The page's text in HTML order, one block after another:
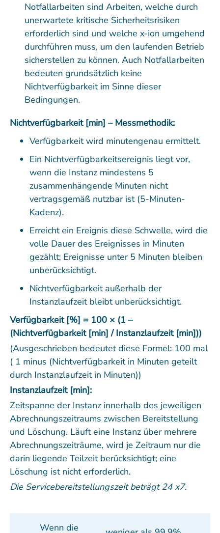
Notfallarbeiten sind Arbeiten, welche durch
unerwartete kritische Sicherheitsrisiken
erforderlich sind und welche x-ion umgehend
durchführen muss, um den laufenden Betrieb
sicherstellen zu können. Auch Notfallarbeiten
bedeuten grundsätzlich keine
Nichtverfügbarkeit im Sinne dieser
Bedingungen.
Nichtverfügbarkeit [min] – Messmethodik:
Verfügbarkeit wird minutengenau ermittelt.
Ein Nichtverfügbarkeitsereignis liegt vor,
wenn die Instanz mindestens 5
zusammenhängende Minuten nicht
vertragsgemäß nutzbar ist (5-Minuten-
Kadenz).
Erreicht ein Ereignis diese Schwelle, wird die
volle Dauer des Ereignisses in Minuten
gezählt; Ereignisse unter 5 Minuten bleiben
unberücksichtigt.
Nichtverfügbarkeit außerhalb der
Instanzlaufzeit bleibt unberücksichtigt.
Verfügbarkeit [%] = 100 × (1 –
(Nichtverfügbarkeit [min] / Instanzlaufzeit [min]))
(Ausgeschrieben bedeutet diese Formel: 100 mal
( 1 minus (Nichtverfügbarkeit in Minuten geteilt
durch Instanzlaufzeit in Minuten))
Instanzlaufzeit [min]:
Zeitspanne der Instanz innerhalb des jeweiligen
Abrechnungszeitraums zwischen Bereitstellung
und Löschung. Läuft eine Instanz über mehrere
Abrechnungszeiträume, wird je Zeitraum nur die
darin liegende Teilzeit berücksichtigt; eine
Löschung ist nicht erforderlich.
Die Servicebereitstellungszeit beträgt 24 x7.
Wenn die